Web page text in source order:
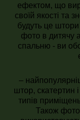
ефектом, що
своїй якості та
будуть це
фото в дитячу
спальню - ви
–
штор, скатертин
типів
Також фото